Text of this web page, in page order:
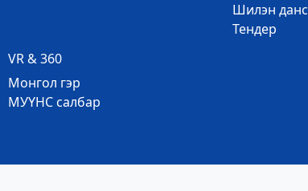
Шилэн данс
Тендер
VR & 360
Mонгол гэр
МУҮНС салбар